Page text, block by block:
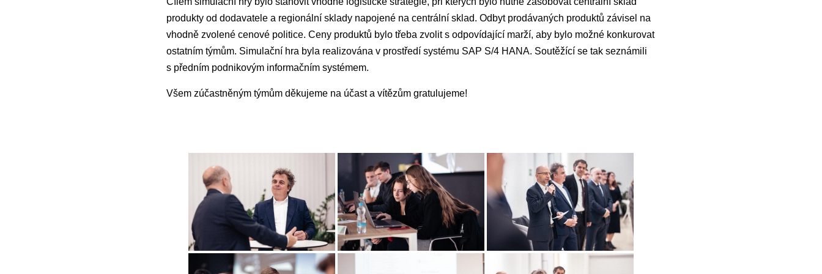
produkty od dodavatele a regionální sklady napojené na centrální sklad. Odbyt prodávaných produktů závisel na
vhodně zvolené cenové politice. Ceny produktů bylo třeba zvolit s odpovídající marží, aby bylo možné konkurovat
ostatním týmům. Simulační hra byla realizována v prostředí systému SAP S/4 HANA. Soutěžící se tak seznámili
s předním podnikovým informačním systémem.
Všem zúčastněným týmům děkujeme na účast a vítězům gratulujeme!